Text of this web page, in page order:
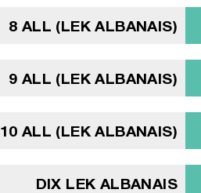
8 ALL (LEK ALBANAIS)
9 ALL (LEK ALBANAIS)
10 ALL (LEK ALBANAIS)
DIX LEK ALBANAIS